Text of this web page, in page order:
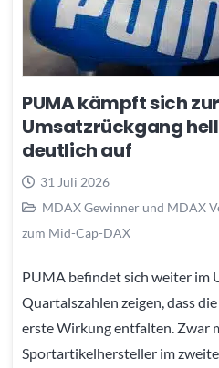
PUMA kämpft sich
Umsatzrückgang
deutlich auf
31 Juli 2026
MDAX Gewinner und MDAX
zum Mid-Cap-DAX
PUMA befindet sich weiter im
Quartalszahlen zeigen, dass
erste Wirkung entfalten. Zwar
Sportartikelhersteller im